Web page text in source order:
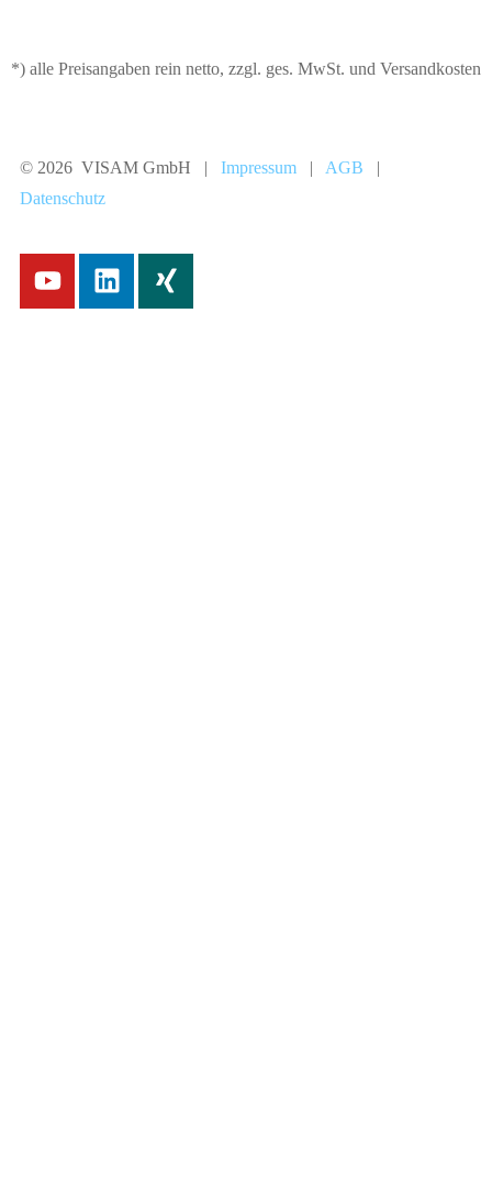
*) alle Preisangaben rein netto, zzgl. ges. MwSt. und Versandkosten
© 2026 VISAM GmbH | Impressum | AGB |
Datenschutz